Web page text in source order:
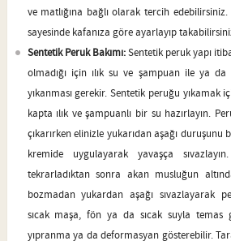
ve matlığına bağlı olarak tercih
sayesinde kafanıza göre ayarlayıp
Sentetik Peruk Bakımı:Sentetik peruk yapı
olmadığı için ılık su ve şampuan ile ya
yıkanması gerekir. Sentetik peruğu yıkamak
kapta ılık ve şampuanlı bir su hazırlayın.
çıkarırken elinizle yukarıdan aşağı
kremide uygulayarak yavaşça
tekrarladıktan sonra akan musluğun
bozmadan yukardan aşağı sıvazlayarak
sıcak maşa, fön ya da sıcak suyla temas
yıpranma ya da deformasyan gösterebilir.